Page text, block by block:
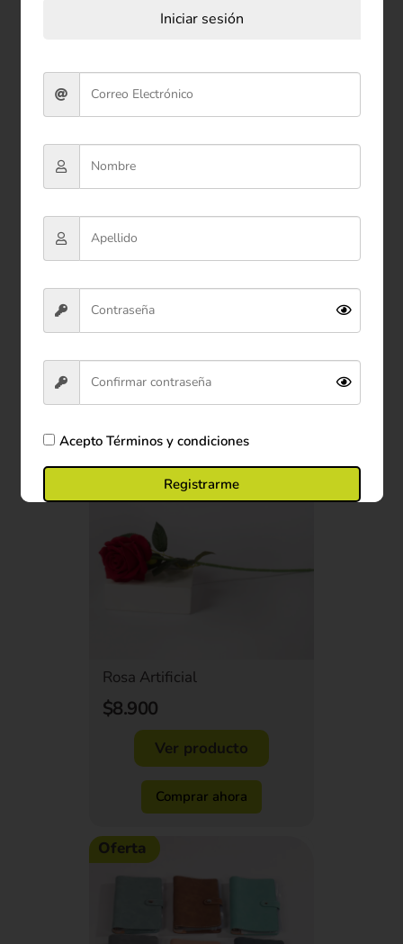
Bolígrafo Temático Aguacate y
$2.000
Rosa Artificial
$8.900
Ver producto
Comprar ahora
Oferta
Iniciar sesión
AceptoTérminos y condiciones
Registrarme